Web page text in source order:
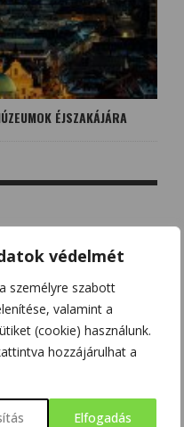
védelmét
személyre szabott
valamint a
(cookie) használunk.
hozzájárulhat a
Elfogadás
ÉJSZAKÁJÁRA
A kötelező mezőket*